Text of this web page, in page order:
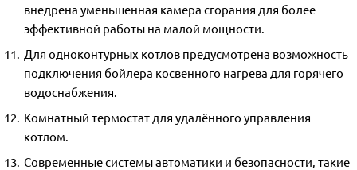
внедрена уменьшенная камера сгорания для более
эффективной работы на малой мощности.
Для одноконтурных котлов предусмотрена возможность
подключения бойлера косвенного нагрева для горячего
водоснабжения.
Комнатный термостат для удалённого управления
котлом.
Современные системы автоматики и безопасности, такие